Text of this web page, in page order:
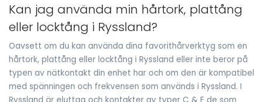
Kan jag använda min hårtork, plattång
eller locktång i Ryssland?
Oavsett om du kan använda dina favorithårverktyg som en
hårtork, plattång eller locktång i Ryssland eller inte beror på
typen av nätkontakt din enhet har och om den är kompatibel
med spänningen och frekvensen som används i Ryssland. I